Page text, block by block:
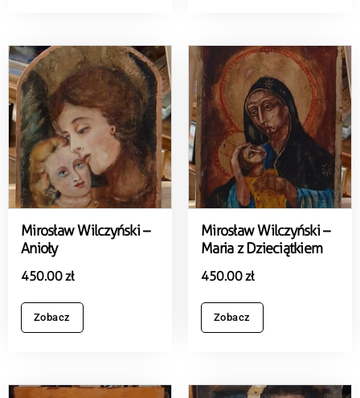
Mirosław Wilczyński –
Anioły
450.00zł
Zobacz
Mirosław Wilczyński –
Maria z Dzieciątkiem
450.00zł
Zobacz